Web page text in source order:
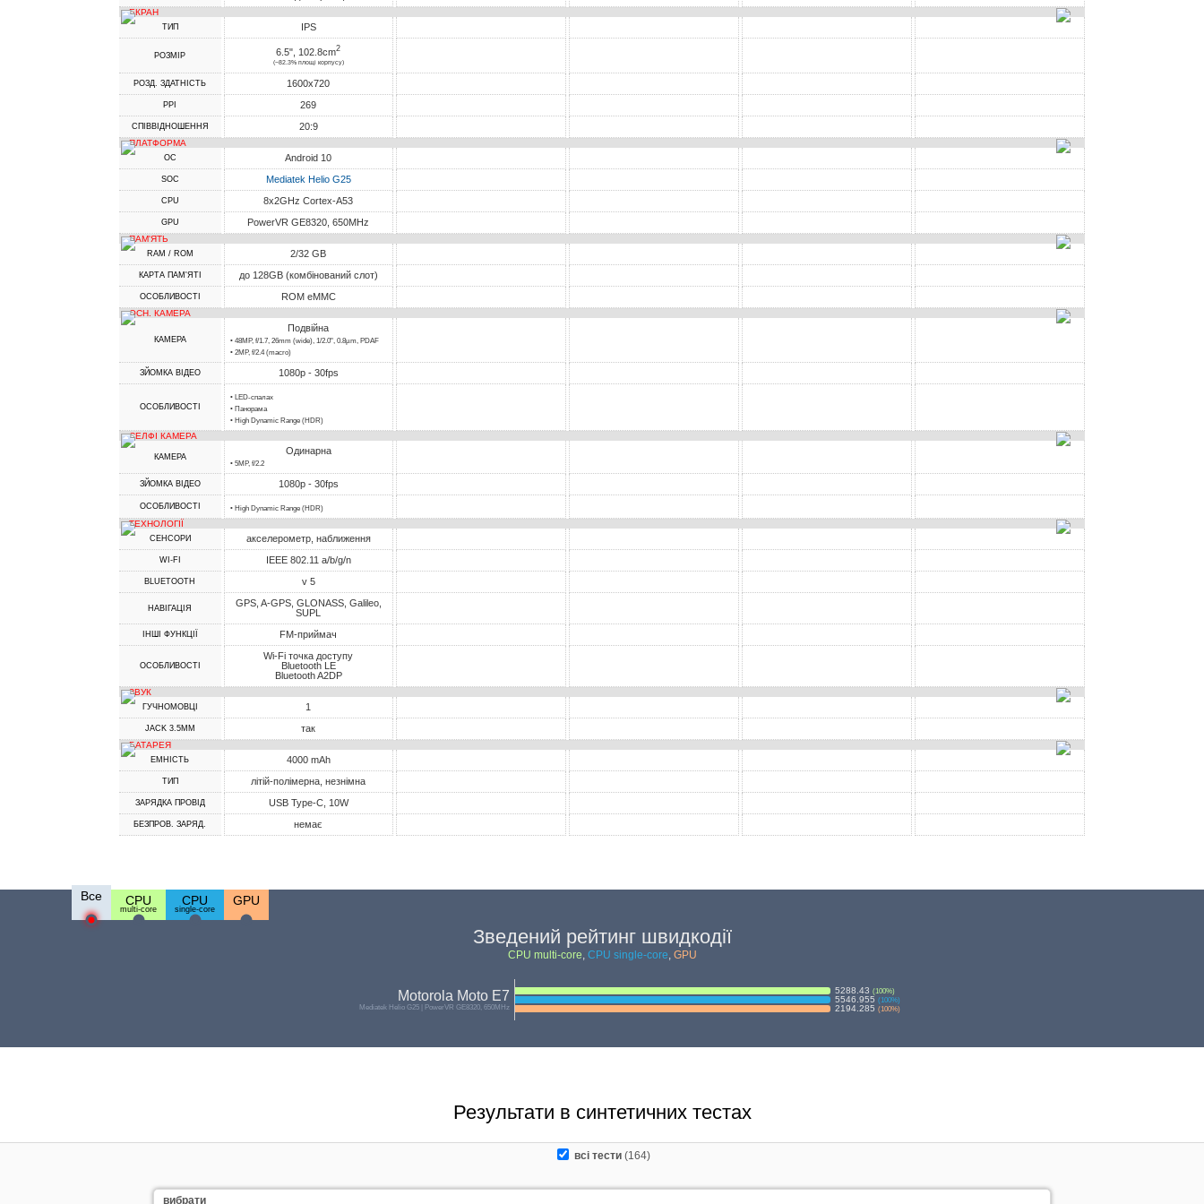
ЕКРАН
ТИП IPS
РОЗМІР 6.5", 102.8cm2
(~82.3% площі корпусу)
РОЗД. ЗДАТНІСТЬ 1600x720
PPI 269
СПІВВІДНОШЕННЯ 20:9
ПЛАТФОРМА
ОС Android 10
SOC Mediatek Helio G25
CPU 8x2GHz Cortex-A53
GPU PowerVR GE8320, 650MHz
ПАМ'ЯТЬ
RAM / ROM 2/32 GB
КАРТА ПАМ'ЯТІ до 128GB (комбінований слот)
ОСОБЛИВОСТІ ROM eMMC
ОСН. КАМЕРА
КАМЕРА
Подвійна
• 48MP, f/1.7, 26mm (wide), 1/2.0", 0.8µm, PDAF
• 2MP, f/2.4 (macro)
ЗЙОМКА ВІДЕО 1080p - 30fps
ОСОБЛИВОСТІ
• LED-спалах
• Панорама
• High Dynamic Range (HDR)
СЕЛФІ КАМЕРА
КАМЕРА
Одинарна
• 5MP, f/2.2
ЗЙОМКА ВІДЕО 1080p - 30fps
ОСОБЛИВОСТІ • High Dynamic Range (HDR)
ТЕХНОЛОГІЇ
СЕНСОРИ акселерометр, наближення
WI-FI IEEE 802.11 a/b/g/n
BLUETOOTH v 5
НАВІГАЦІЯ
GPS, A-GPS, GLONASS, Galileo,
SUPL
ІНШІ ФУНКЦІЇ FM-приймач
ОСОБЛИВОСТІ
Wi-Fi точка доступу
Bluetooth LE
Bluetooth A2DP
ЗВУК
ГУЧНОМОВЦІ 1
JACK 3.5MM так
БАТАРЕЯ
ЕМНІСТЬ 4000 mAh
ТИП літій-полімерна, незнімна
ЗАРЯДКА ПРОВІД USB Type-C, 10W
БЕЗПРОВ. ЗАРЯД. немає
Все CPU
multi-core
CPU
single-core
GPU
Зведений рейтинг швидкодії
CPU multi-core, CPU single-core, GPU
Motorola Moto E7
Mediatek Helio G25 | PowerVR GE8320, 650MHz
5288.43 (100%)
5546.955 (100%)
2194.285 (100%)
Результати в синтетичних тестах
всі тести (164)
вибрати